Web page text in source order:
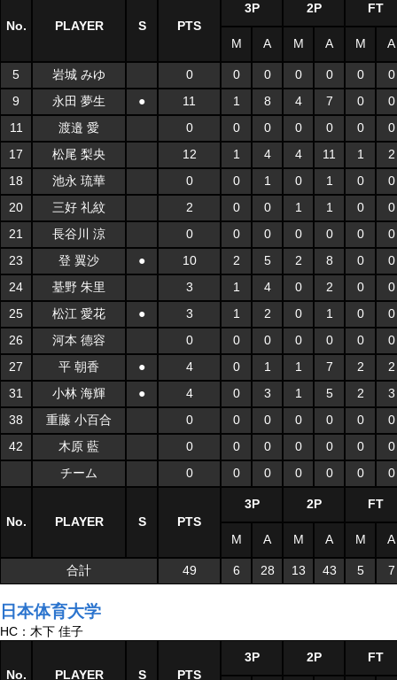
No. PLAYER S PTS
3P 2P FT
M A M A M A
5 岩城 みゆ 0 0 0 0 0 0
0
9
永田 夢生 ● 11 1 8 4 7 0
0
11
渡邉 愛 0 0 0 0 0 0
0
17
松尾 梨央 12 1 4 4 11 1
2
18
池永 琉華 0 0 1 0 1 0
0
20
三好 礼紋 2 0 0 1 1 0
0
21
長谷川 涼 0 0 0 0 0 0
0
23
登 翼沙 ● 10 2 5 2 8 0
0
24
䑓野 朱里 3 1 4 0 2 0
0
25
松江 愛花 ● 3 1 2 0 1 0
0
26
河本 德容 0 0 0 0 0 0
0
27
平 朝香 ● 4 0 1 1 7 2
2
31
小林 海輝 ● 4 0 3 1 5 2
3
38
重藤 小百合 0 0 0 0 0 0
0
42
木原 藍 0 0 0 0 0 0
0
チーム
0 0 0 0 0 0 0
No. PLAYER S PTS
3P 2P FT
M A M A M A
合計 49 6 28 13 43 5 7
日本体育大学
HC：木下 佳子
No. PLAYER S PTS
3P 2P FT